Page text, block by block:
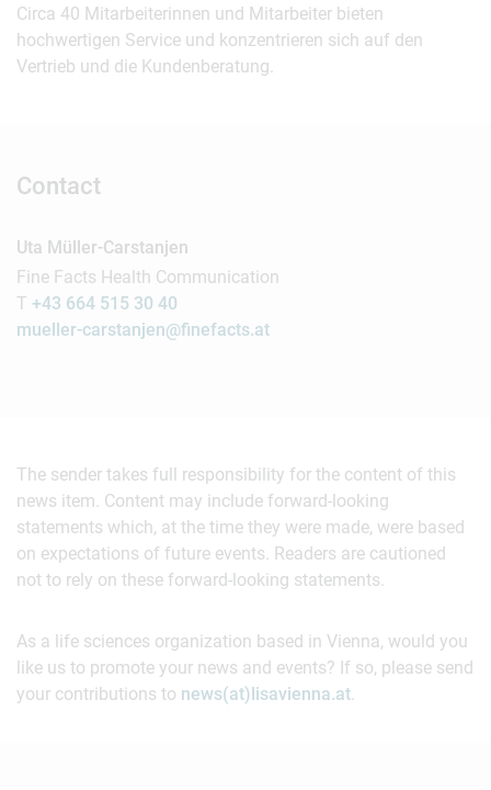
Circa 40 Mitarbeiterinnen und Mitarbeiter bieten
hochwertigen Service und konzentrieren sich auf den
Vertrieb und die Kundenberatung.
Contact
Uta Müller-Carstanjen
Fine Facts Health Communication
T +43 664 515 30 40
mueller-carstanjen@finefacts.at
The sender takes full responsibility for the content of this
news item. Content may include forward-looking
statements which, at the time they were made, were based
on expectations of future events. Readers are cautioned
not to rely on these forward-looking statements.
As a life sciences organization based in Vienna, would you
like us to promote your news and events? If so, please send
your contributions to news(at)lisavienna.at.